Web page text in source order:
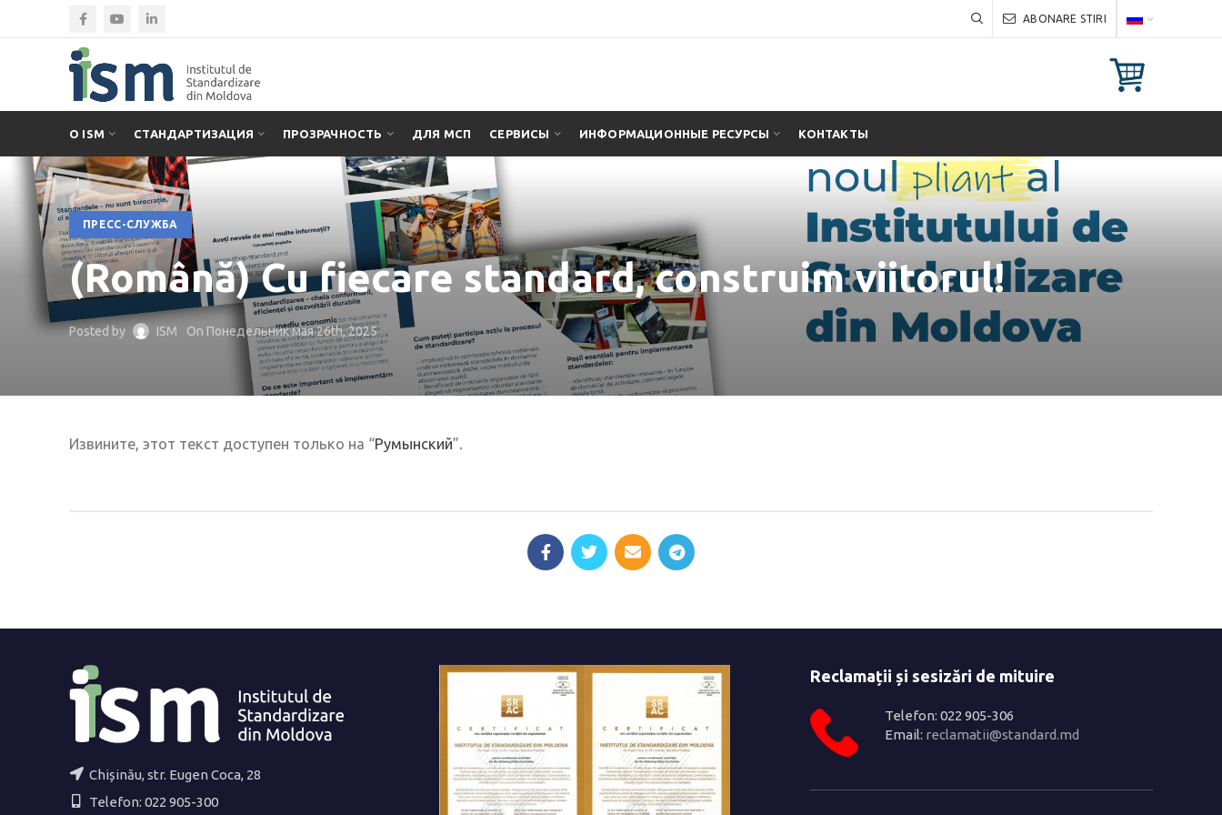
ABONARE STIRI
О ISM СТАНДАРТИЗАЦИЯ ПРОЗРАЧНОСТЬ ДЛЯ МСП СЕРВИСЫ ИНФОРМАЦИОННЫЕ РЕСУРСЫ КОНТАКТЫ
ПРЕСС-СЛУЖБА
(Română) Cu fiecare standard, construim viitorul!
Posted by ISM On Понедельник мая 26th, 2025
Извините, этот текст доступен только на “Румынский”.
Chișinău, str. Eugen Coca, 28
Telefon: 022 905-300
Reclamații și sesizări de mituire
Telefon: 022 905-306
Email: reclamatii@standard.md